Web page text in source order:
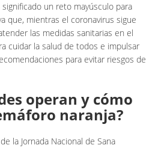
un reto mayúsculo para
que, mientras el coronavirus sigue
las medidas sanitarias en el
cuidar la salud de todos e impulsar
para evitar riesgos de
operan y cómo
naranja?
la Jornada Nacional de Sana